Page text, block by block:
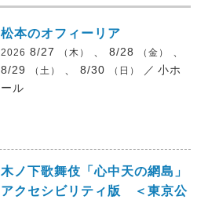
松本のオフィーリア
2026 8/27 （木） 、 8/28 （金）
8/29
（土） 、 8/30 （日） ／ 小ホ
ール
木ノ下歌舞伎「心中天の網島」
アクセシビリティ版 ＜東京公